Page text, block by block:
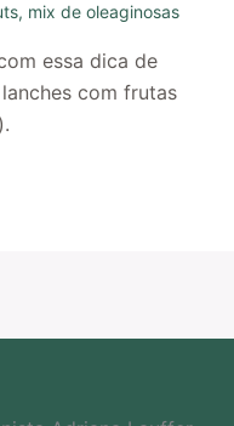
, mix de oleaginosas
essa dica de
com frutas